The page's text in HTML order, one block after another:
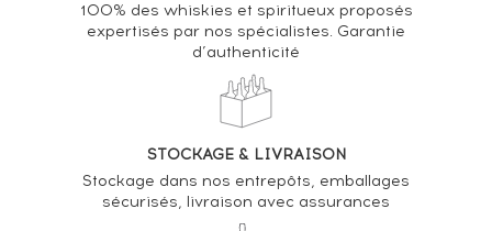
100% des whiskies et spiritueux proposés
expertisés par nos spécialistes. Garantie
d’authenticité
STOCKAGE & LIVRAISON
Stockage dans nos entrepôts, emballages
sécurisés, livraison avec assurances